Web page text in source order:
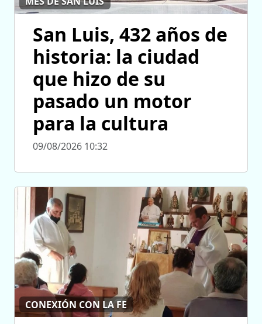
San Luis, 432 años de
historia: la ciudad
que hizo de su
pasado un motor
para la cultura
09/08/2026 10:32
CONEXIÓN CON LA FE